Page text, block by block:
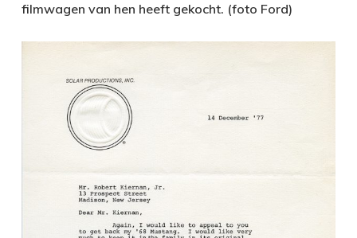
filmwagen van hen heeft gekocht. (foto Ford)